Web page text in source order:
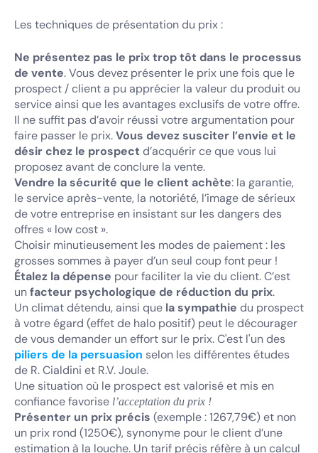
Les techniques de présentation du prix :
Ne présentez pas le prix trop tôt dans le processus
de vente. Vous devez présenter le prix une fois que le
prospect / client a pu apprécier la valeur du produit ou
service ainsi que les avantages exclusifs de votre offre.
Il ne suffit pas d’avoir réussi votre argumentation pour
faire passer le prix.Vous devez susciter l’envie et le
désir chez le prospectd’acquérir ce que vous lui
proposez avant de conclure la vente.
Vendre la sécurité que le client achète: la garantie,
le service après-vente, la notoriété, l’image de sérieux
de votre entreprise en insistant sur les dangers des
offres « low cost ».
Choisir minutieusement les modes de paiement : les
grosses sommes à payer d’un seul coup font peur !
Étalez la dépense pour faciliter la vie du client. C’est
unfacteur psychologique de réduction du prix.
Un climat détendu, ainsi que la sympathie du prospect
à votre égard (effet de halo positif) peut le décourager
de vous demander un effort sur le prix. C'est l'un des
piliers de la persuasion selon les différentes études
de R. Cialdini et R.V. Joule.
Une situation où le prospect est valorisé et mis en
confiance favorise l’acceptation du prix !
Présenter un prix précis (exemple : 1267,79€) et non
un prix rond (1250€), synonyme pour le client d’une
estimation à la louche. Un tarif précis réfère à un calcul